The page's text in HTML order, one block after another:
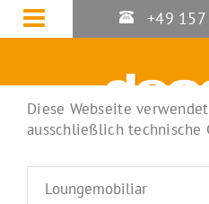
Zum
Inhalt
+49
Diese Webseite verwendet
ausschließlich technische